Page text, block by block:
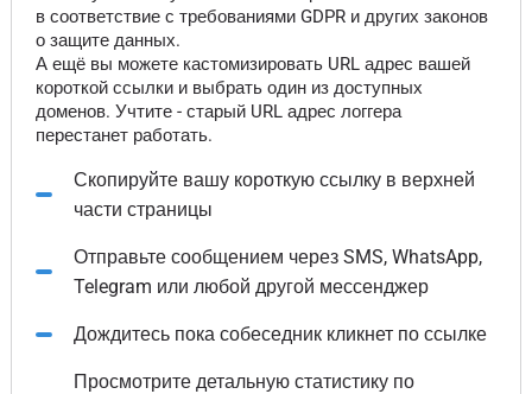
в соответствие с требованиями GDPR и других законов
о защите данных.
А ещё вы можете кастомизировать URL адрес вашей
короткой ссылки и выбрать один из доступных
доменов. Учтите - старый URL адрес логгера
перестанет работать.
Скопируйте вашу короткую ссылку в верхней
части страницы
Отправьте сообщением через SMS, WhatsApp,
Telegram или любой другой мессенджер
Дождитесь пока собеседник кликнет по ссылке
Просмотрите детальную статистику по